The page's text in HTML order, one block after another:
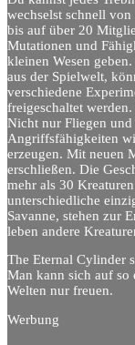
wechselst schnell
bis auf über 20
Mutationen und
kleinen Wesen
aus der Spielwelt,
verschiedene
freigeschaltet
Nicht nur Fliegen und
Angriffsfähigkeiten
erzeugen. Mit neuen
erschließen. Die
mehr als 30
unterschiedliche
Savanne, stehen zur
leben andere
The Eternal Cylinder
Man kann sich auf so
Welten nur freuen.
Werbung